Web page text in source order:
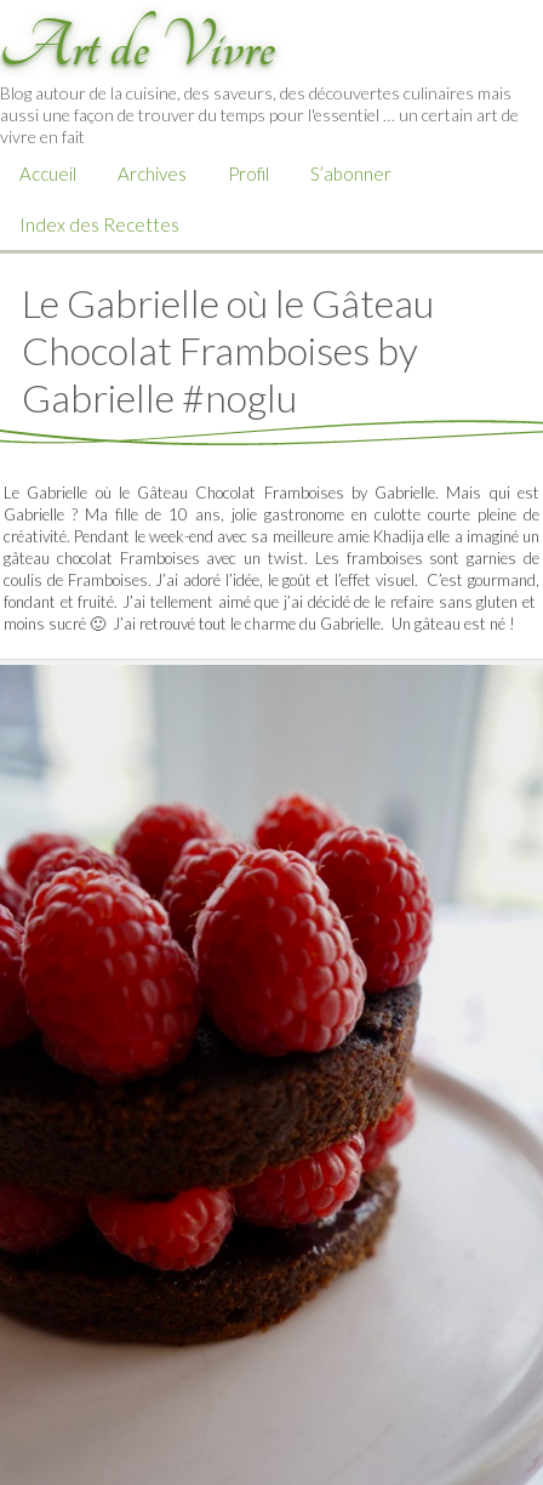
Art de Vivre
Blog autour de la cuisine, des saveurs, des découvertes culinaires mais
aussi une façon de trouver du temps pour l'essentiel … un certain art de
vivre en fait
Accueil Archives Profil S’abonner
Index des Recettes
Le Gabrielle où le Gâteau
Chocolat Framboises by
Gabrielle #noglu
Le Gabrielle où le Gâteau Chocolat Framboises by Gabrielle. Mais qui est
Gabrielle ? Ma fille de 10 ans, jolie gastronome en culotte courte pleine de
créativité. Pendant le week-end avec sa meilleure amie Khadija elle a imaginé un
gâteau chocolat Framboises avec un twist. Les framboises sont garnies de
coulis de Framboises. J’ai adoré l’idée, le goût et l’effet visuel. C’est gourmand,
fondant et fruité. J’ai tellement aimé que j’ai décidé de le refaire sans gluten et
moins sucré 🙂 J’ai retrouvé tout le charme du Gabrielle. Un gâteau est né !